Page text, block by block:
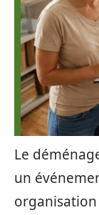
Le
un